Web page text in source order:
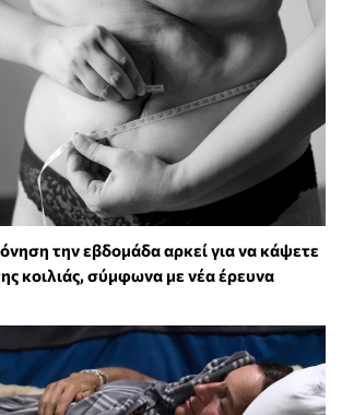
την εβδομάδα αρκεί για να κάψετε
κοιλιάς, σύμφωνα με νέα έρευνα